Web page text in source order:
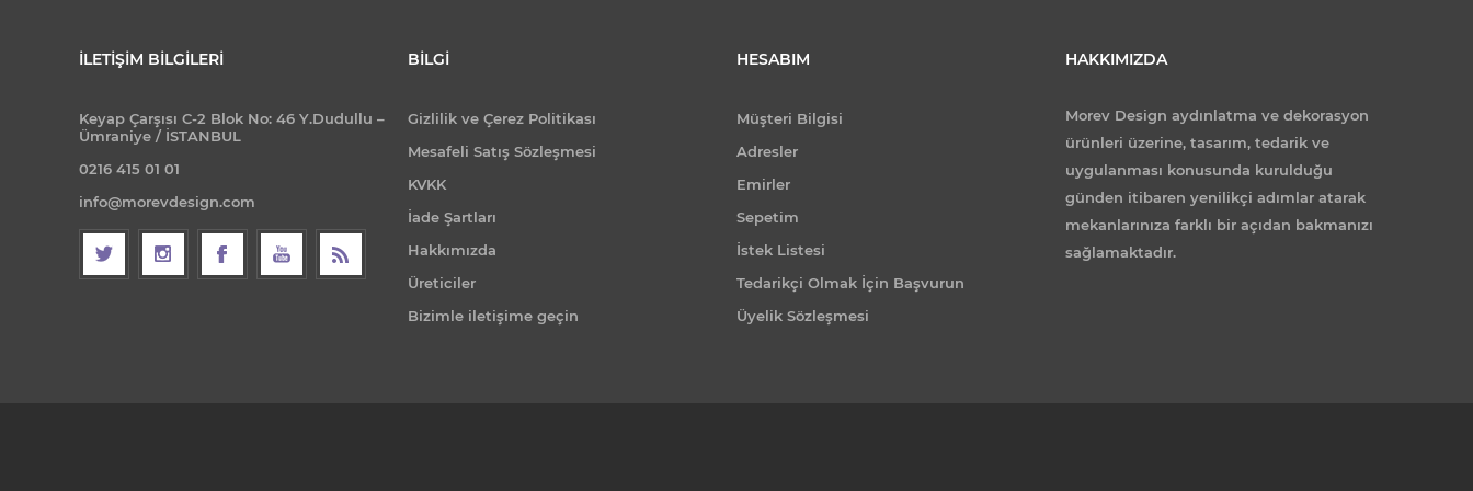
İLETIŞIM BILGILERI
Keyap Çarşısı C-2 Blok No: 46 Y.Dudullu –
Ümraniye / İSTANBUL
0216 415 01 01
info@morevdesign.com
BILGI
Gizlilik ve Çerez Politikası
Mesafeli Satış Sözleşmesi
KVKK
İade Şartları
Hakkımızda
Üreticiler
Bizimle iletişime geçin
HESABIM
Müşteri Bilgisi
Adresler
Emirler
Sepetim
İstek Listesi
Tedarikçi Olmak İçin Başvurun
Üyelik Sözleşmesi
HAKKIMIZDA
Morev Design aydınlatma ve dekorasyon
ürünleri üzerine, tasarım, tedarik ve
uygulanması konusunda kurulduğu
günden itibaren yenilikçi adımlar atarak
mekanlarınıza farklı bir açıdan bakmanızı
sağlamaktadır.